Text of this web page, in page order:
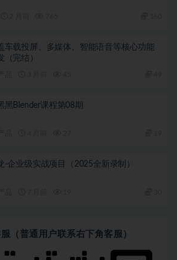
车载投屏、多媒体、智能语音等核心功能
（完结）
黑Blender课程第08期
-企业级实战项目（2025全新录制）
（普通用户联系右下角客服）